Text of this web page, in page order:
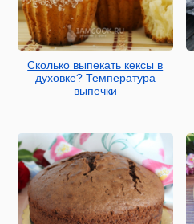
Сколько выпекать кексы в
духовке? Температура
выпечки